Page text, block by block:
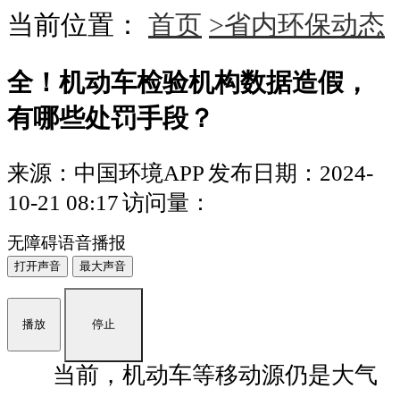
当前位置： 首页 >省内环保动态
全！机动车检验机构数据造假，
有哪些处罚手段？
来源：中国环境APP 发布日期：2024-
10-21 08:17访问量：
无障碍语音播报
打开声音 最大声音
播放 停止
当前，机动车等移动源仍是大气